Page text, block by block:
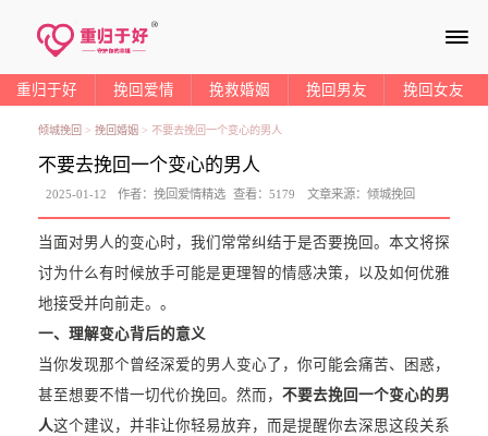
≡
重归于好 挽回爱情 挽救婚姻 挽回男友 挽回女友
倾城挽回 > 挽回婚姻 > 不要去挽回一个变心的男人
不要去挽回一个变心的男人
2025-01-12 作者：挽回爱情精选 查看：5179 文章来源： 倾城挽回
当面对男人的变心时，我们常常纠结于是否要挽回。本文将探
讨为什么有时候放手可能是更理智的情感决策，以及如何优雅
地接受并向前走。。
一、理解变心背后的意义
当你发现那个曾经深爱的男人变心了，你可能会痛苦、困惑，
甚至想要不惜一切代价挽回。然而， 不要去挽回一个变心的男
人这个建议，并非让你轻易放弃，而是提醒你去深思这段关系